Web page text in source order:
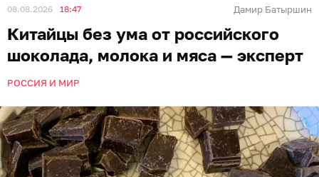
08.08.2026 18:47 Дамир Батыршин
Китайцы без ума от российского
шоколада, молока и мяса — эксперт
РОССИЯ И МИР